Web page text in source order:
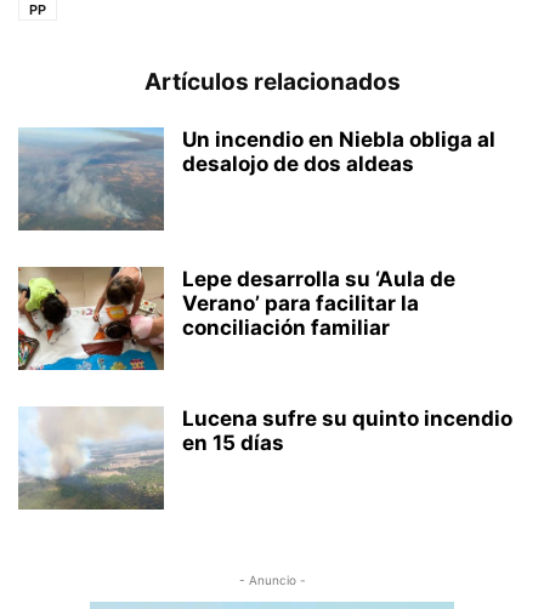
PP
Artículos relacionados
Un incendio en Niebla obliga al
desalojo de dos aldeas
Lepe desarrolla su ‘Aula de
Verano’ para facilitar la
conciliación familiar
Lucena sufre su quinto incendio
en 15 días
- Anuncio -